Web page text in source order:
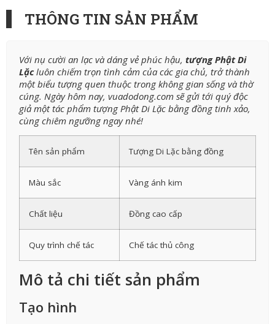
THÔNG TIN SẢN PHẨM
Với nụ cười an lạc và dáng vẻ phúc hậu, tượng Phật Di
Lặcluôn chiếm trọn tình cảm của các gia chủ, trở thành
một biểu tượng quen thuộc trong không gian sống và thờ
cúng. Ngày hôm nay, vuadodong.com sẽ gửi tới quý độc
giả một tác phẩm tượng Phật Di Lặc bằng đồng tinh xảo,
cùng chiêm ngưỡng ngay nhé!
Tên sản phẩm Tượng Di Lặc bằng đồng
Màu sắc Vàng ánh kim
Chất liệu Đồng cao cấp
Quy trình chế tác Chế tác thủ công
Mô tả chi tiết sản phẩm
Tạo hình